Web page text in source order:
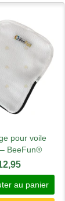
pour voile
BeeFun®
au panier